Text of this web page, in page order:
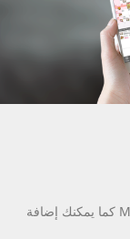
يمكنك الآن المزامنة مع تقويم Microsoft Office 365 كما يمكنك إضافة